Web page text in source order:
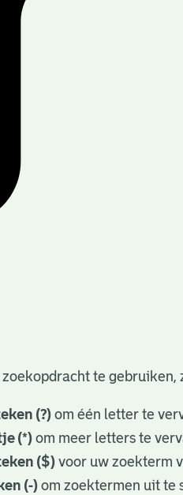
te
(?)om één letter te
(*) om meer letters te
($) voor uw zoekterm
(-) om zoektermen uit te